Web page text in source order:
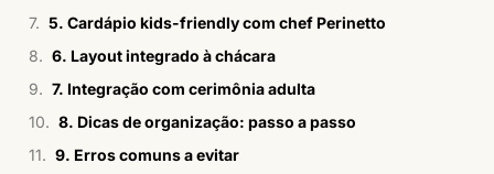
5. Cardápio kids-friendly com chef Perinetto
6. Layout integrado à chácara
7. Integração com cerimônia adulta
8. Dicas de organização: passo a passo
9. Erros comuns a evitar